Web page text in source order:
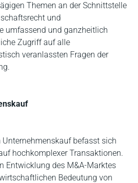
Themen an der Schnittstelle
und
umfassend und ganzheitlich
Zugriff auf alle
veranlassten Fragen der
befasst sich
hochkomplexer Transaktionen.
Entwicklung des M&A-Marktes
Bedeutung von